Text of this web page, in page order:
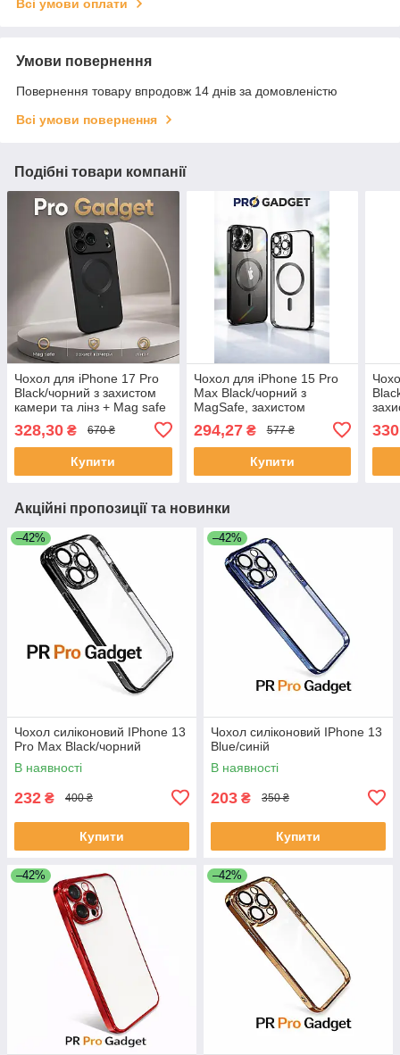
Всі умови оплати
Умови повернення
Повернення товару впродовж 14 днів за домовленістю
Всі умови повернення
Подібні товари компанії
Чохол для iPhone 17 Pro
Black/чорний з захистом
камери та лінз + Mag safe
328,30 ₴ 670 ₴
Купити
Чохол для iPhone 15 Pro
Max Black/чорний з
MagSafe, захистом
294,27₴ 577 ₴
Купити
Акційні пропозиції та новинки
–42%
Чохол силіконовий IPhone 13
Pro Max Black/чорний
В наявності
232 ₴ 400 ₴
Купити
–42%
Чохол силіконовий IPhone 13
Blue/синій
В наявності
203 ₴ 350 ₴
Купити
–42% –42%